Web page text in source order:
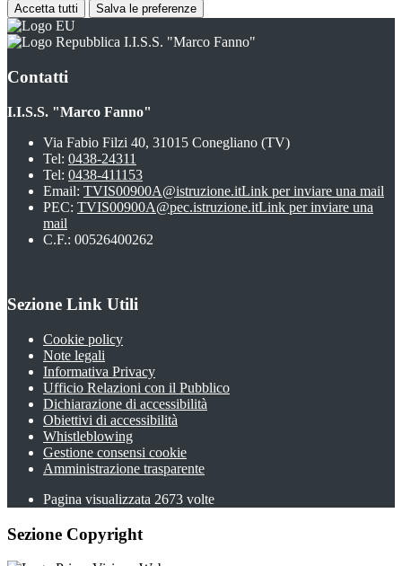
Accetta tutti Salva le preferenze
I.I.S.S. "Marco Fanno"
Contatti
I.I.S.S. "Marco Fanno"
Via Fabio Filzi 40, 31015 Conegliano (TV)
Tel: 0438-24311
Tel: 0438-411153
Email: TVIS00900A@istruzione.itLink per inviare una mail
PEC: TVIS00900A@pec.istruzione.itLink per inviare una
mail
C.F.: 00526400262
Sezione Link Utili
Cookie policy
Note legali
Informativa Privacy
Ufficio Relazioni con il Pubblico
Dichiarazione di accessibilità
Obiettivi di accessibilità
Whistleblowing
Gestione consensi cookie
Amministrazione trasparente
Pagina visualizzata 2673 volte
Sezione Copyright